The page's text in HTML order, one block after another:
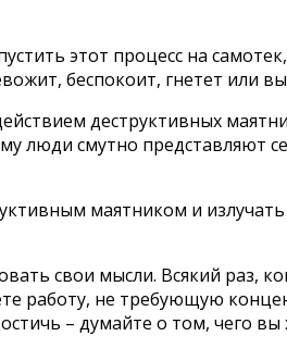
этот процесс на
беспокоит, гнетет или
деструктивных
люди смутно представляют
маятником и излучать
свои мысли. Всякий раз,
работу, не требующую
– думайте о том, чего вы